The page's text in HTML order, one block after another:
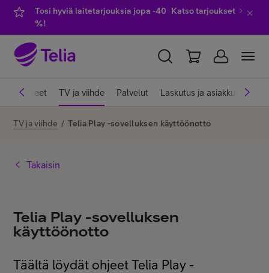
Tosi hyviä laitetarjouksia jopa -40
%!
Katso tarjoukset
YKSITYISILLE YRITYKSILLE WHOLESALE
TV ja viihde
Laitteet TV ja viihde Palvelut Laskutus ja asiakkuus
TV ja viihde / Telia Play -sovelluksen käyttöönotto
Takaisin
Telia Play -sovelluksen
käyttöönotto
Täältä löydät ohjeet Telia Play -